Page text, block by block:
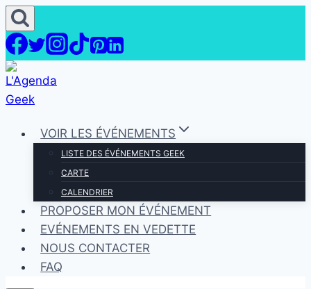
Aller
au
contenu
VOIR LES ÉVÉNEMENTS
LISTE DES ÉVÉNEMENTS GEEK
CARTE
CALENDRIER
PROPOSER MON ÉVÉNEMENT
EVÉNEMENTS EN VEDETTE
NOUS CONTACTER
FAQ